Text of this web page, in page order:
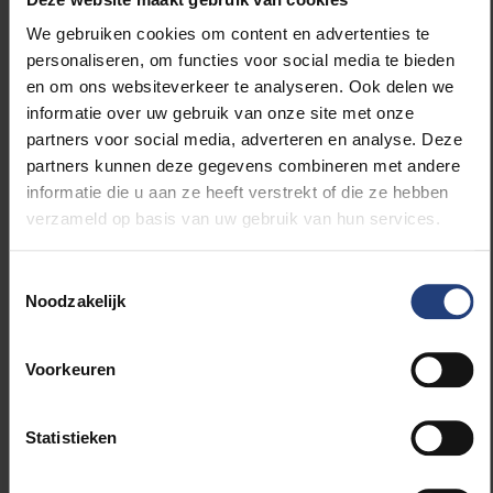
We gebruiken cookies om content en advertenties te
personaliseren, om functies voor social media te bieden
en om ons websiteverkeer te analyseren. Ook delen we
informatie over uw gebruik van onze site met onze
partners voor social media, adverteren en analyse. Deze
partners kunnen deze gegevens combineren met andere
informatie die u aan ze heeft verstrekt of die ze hebben
verzameld op basis van uw gebruik van hun services.
Noodzakelijk
Voorkeuren
Statistieken
wereld, levert nu maar één
auteur meer"
Hoe zit het met de Amerikaanse inbreng in het
volgende klimaatrapport?
“Die is zo veel kleiner geworden. Het National Ocean
and Atmosphere Agence NOAA is een van de
belangrijkste klimaatinstituten ter wereld. Voor het
is dat er maar één meer – iemand die binnenkort met
pensioen gaat. Wie in Amerika voor een federaal
kandidaat meer stellen als auteur. Onderzoekers van
Is dat een grote aderlating?